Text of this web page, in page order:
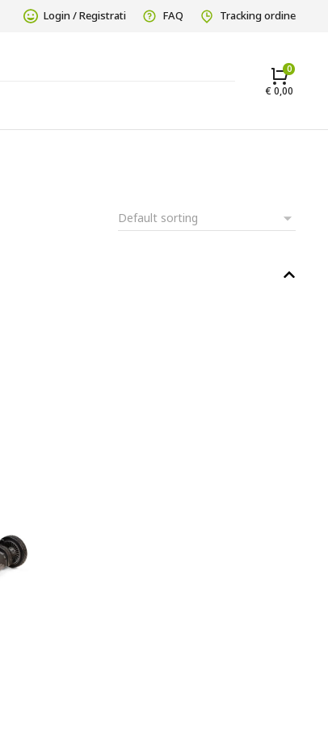
Login / Registrati FAQ Tracking ordine
€ 0,00